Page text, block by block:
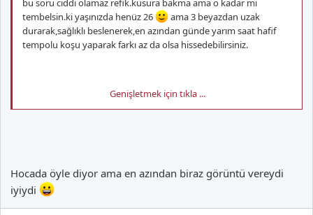
tembelsin.ki yaşınızda henüz 26
ama 3 beyazdan uzak
durarak,sağlıklı beslenerek,en azından günde yarım saat hafif
tempolu koşu yaparak farkı az da olsa hissedebilirsiniz.
göğüs.kişinin genetiğine göre değişir kimine göre bir bölge
kendini daha çabuk hissettirir ama göğüs hacimlendirmek
zordur.karın ise diyetle olur.
Genişletmek için tıkla ...
Hocada öyle diyor ama en azından biraz görüntü vereydi
iyiydi